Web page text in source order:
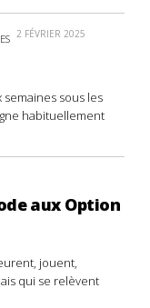
2 FÉVRIER 2025
semaines sous les
habituellement
aux Option
jouent,
qui se relèvent